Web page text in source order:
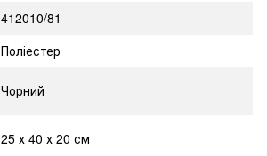
412010/81
Поліестер
Чорний
25 х 40 х 20 см